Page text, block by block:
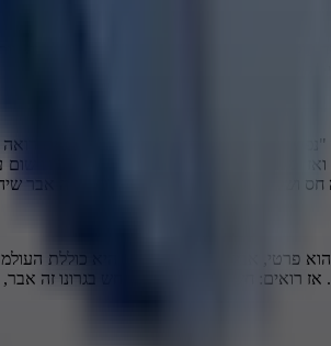
זָדוֹן" זאת אומרת לא כמידה כנגד מידה,
להיות לו בכמה...
"נפש החיים" שער ד': "וזהו שאמרו: "שאם
יסתלק הכאב. ואם פשפש ולא מצא בידו שום
ושלום נוגע לכל גופו, איזה מקום ואיזה אבר
פרטי, אבל התורה הקדושה היא כוללת
אז רואים: חש בראשו זה אבר, חש בגרונו זה